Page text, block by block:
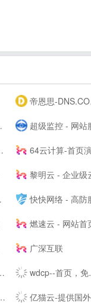
帝恩思-DNS.COM：DNS综合服务提供商-免费DNS解析-云解析-高防CDN-DNS劫持-SSL证书-网站劫持检测-宕机监控-云服务器ECS
超级监控 - 网站服务器数据监控服
64云计算-首页
黎明云 - 企业级云服务器、服务器租用托管服务
快快网络 - 高防服务器租用,DDOS高防清洗,高防BGP
燃速云 - 网站首
广深互联
wdcp--首页，免费好用易用的Linux服务器云主机管理系统面板
亿猫云-提供国外免费虚拟主机,免费服务器,美国免费虚拟主机,挂机宝-